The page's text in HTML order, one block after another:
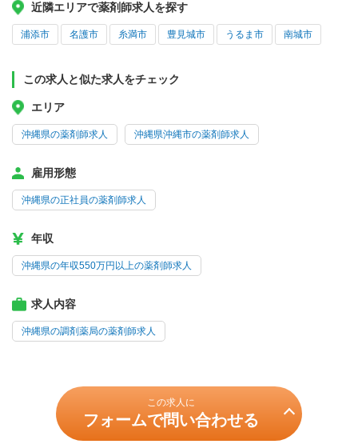
近隣エリアで薬剤師求人を探す
浦添市 名護市 糸満市 豊見城市 うるま市 南城市
この求人と似た求人をチェック
エリア
沖縄県の薬剤師求人 沖縄県沖縄市の薬剤師求人
雇用形態
沖縄県の正社員の薬剤師求人
年収
沖縄県の年収550万円以上の薬剤師求人
求人内容
沖縄県の調剤薬局の薬剤師求人
この求人に
フォームで問い合わせる